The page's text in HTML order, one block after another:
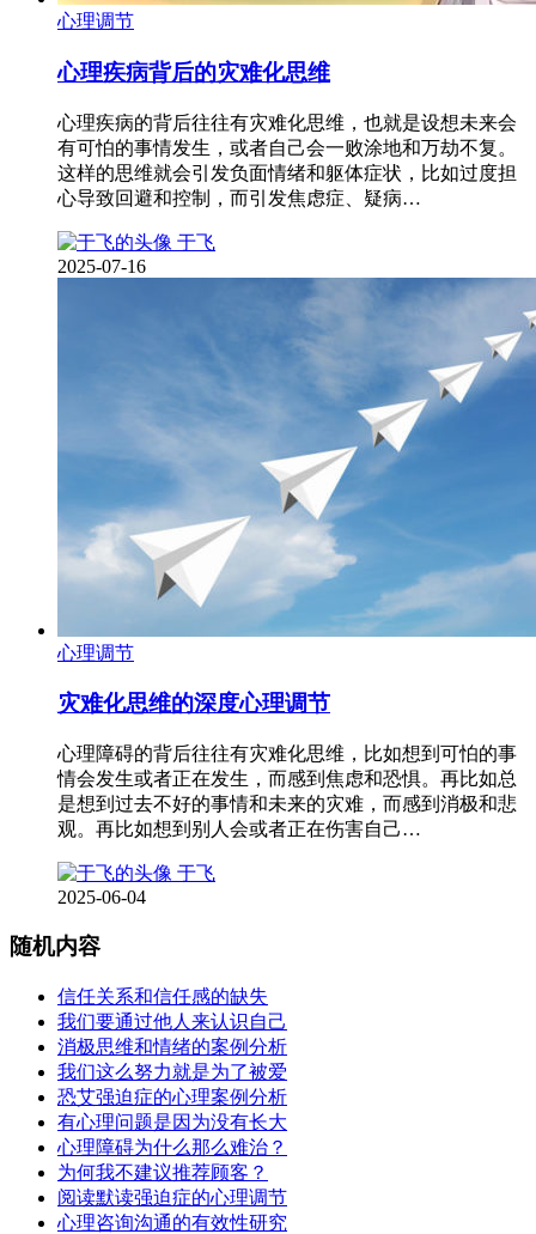
心理调节
心理疾病背后的灾难化思维
心理疾病的背后往往有灾难化思维，也就是设想未来会
有可怕的事情发生，或者自己会一败涂地和万劫不复。
这样的思维就会引发负面情绪和躯体症状，比如过度担
心导致回避和控制，而引发焦虑症、疑病…
于飞
2025-07-16
心理调节
灾难化思维的深度心理调节
心理障碍的背后往往有灾难化思维，比如想到可怕的事
情会发生或者正在发生，而感到焦虑和恐惧。再比如总
是想到过去不好的事情和未来的灾难，而感到消极和悲
观。再比如想到别人会或者正在伤害自己…
于飞
2025-06-04
随机内容
信任关系和信任感的缺失
我们要通过他人来认识自己
消极思维和情绪的案例分析
我们这么努力就是为了被爱
恐艾强迫症的心理案例分析
有心理问题是因为没有长大
心理障碍为什么那么难治？
为何我不建议推荐顾客？
阅读默读强迫症的心理调节
心理咨询沟通的有效性研究